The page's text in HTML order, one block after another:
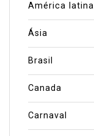
América latina
Ásia
Brasil
Canada
Carnaval